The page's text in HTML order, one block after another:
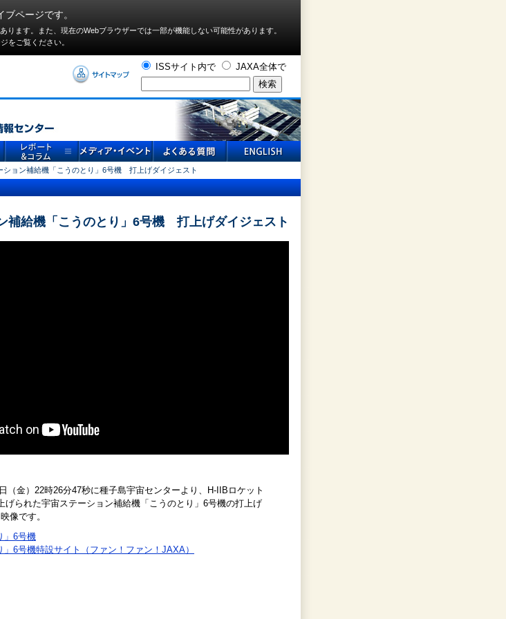
ページです。
ります。また、現在のWebブラウザーでは⼀部が機能しない可能性があります。
をご覧ください。
ISSサイト内で JAXA全体で
ション補給機「こうのとり」6号機 打上げダイジェスト
補給機「こうのとり」6号機 打上げダイジェスト
（金）22時26分47秒に種子島宇宙センターより、H-IIBロケット
げられた宇宙ステーション補給機「こうのとり」6号機の打上げ
像です。
」6号機
」6号機特設サイト（ファン！ファン！JAXA）